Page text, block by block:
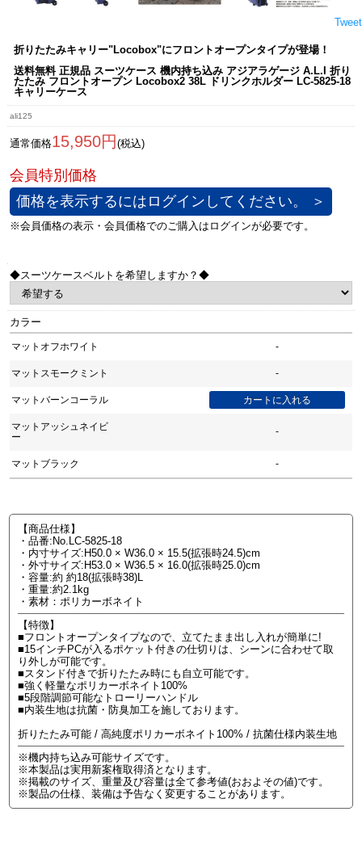
Tweet
折りたたみキャリー"Locobox"にフロントオープンタイプが登場！
送料無料 正規品 スーツケース 機内持ち込み アジアラゲージ A.L.I 折り
たたみ フロントオープン Locobox2 38L ドリンクホルダー LC-5825-18
キャリーケース
ali125
通常価格15,950円 (税込)
価格を表示するにはログインしてください。 ＞
◆スーツケースベルトを希望しますか？◆
カラー
マットオフホワイト -
マットスモークミント -
マットバーンコーラル
マットアッシュネイビ
ー
-
マットブラック -
【商品仕様】
・品番:No.LC-5825-18
・内寸サイズ:H50.0 × W36.0 × 15.5(拡張時24.5)cm
・外寸サイズ:H53.0 × W36.5 × 16.0(拡張時25.0)cm
・容量:約 約18(拡張時38)L
・重量:約2.1kg
・素材：ポリカーボネイト
【特徴】
■フロントオープンタイプなので、立てたまま出し入れが簡単に!
■15インチPCが入るポケット付きの仕切りは、シーンに合わせて取
り外しが可能です。
■スタンド付きで折りたたみ時にも自立可能です。
■強く軽量なポリカーボネイト100%
■5段階調節可能なトローリーハンドル
■内装生地は抗菌・防臭加工を施しております。
折りたたみ可能 / 高純度ポリカーボネイト100% / 抗菌仕様内装生地
※機内持ち込み可能サイズです。
※本製品は実用新案権取得済となります。
※掲載のサイズ、重量及び容量は全て参考値(おおよその値)です。
※製品の仕様、装備は予告なく変更することがあります。